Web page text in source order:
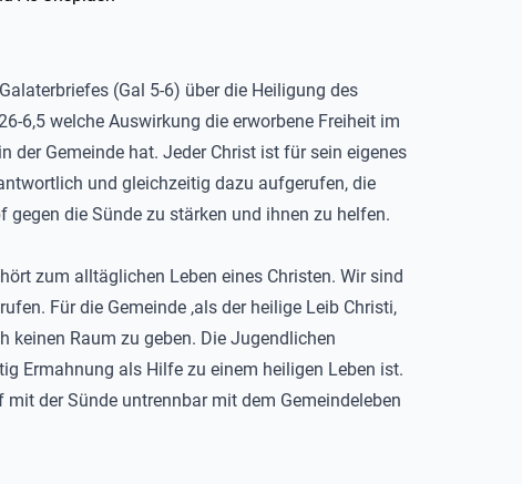
(Gal 5-6) über die Heiligung des
6,5 welche Auswirkung die erworbene Freiheit im
der Gemeinde hat. Jeder Christ ist für sein eigenes
und gleichzeitig dazu aufgerufen, die
gegen die Sünde zu stärken und ihnen zu helfen.
zum alltäglichen Leben eines Christen. Wir sind
Für die Gemeinde ,als der heilige Leib Christi,
keinen Raum zu geben. Die Jugendlichen
Ermahnung als Hilfe zu einem heiligen Leben ist.
mit der Sünde untrennbar mit dem Gemeindeleben